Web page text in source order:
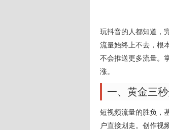
玩抖音的人都知道，
流量始终上不去，根
不会推送更多流量。
涨。
一、黄金三
短视频流量的胜负，
户直接划走。创作视